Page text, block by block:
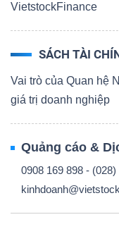
VietstockFinance
SÁCH TÀI
Vai trò của Quan hệ
giá trị doanh nghiệp
Quảng cáo &
0908 169 898 - (028)